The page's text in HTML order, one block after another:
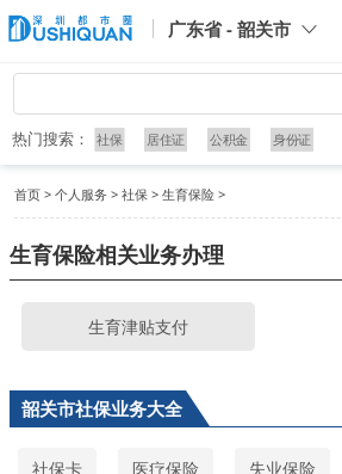
广东省 - 韶关市
热门搜索： 社保 居住证 公积金 身份证
首页 > 个人服务 > 社保 > 生育保险 >
生育保险相关业务办理
生育津贴支付
韶关市社保业务大全
社保卡 医疗保险 失业保险